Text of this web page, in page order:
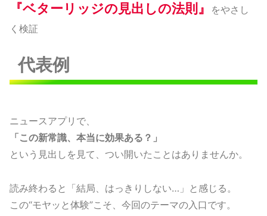
『ベターリッジの見出しの法則』
をやさし
く検証
代表例
ニュースアプリで、
「この新常識、本当に効果ある？」
という見出しを見て、つい開いたことはありませんか。
読み終わると「結局、はっきりしない…」と感じる。
この“モヤッと体験”こそ、今回のテーマの入口です。